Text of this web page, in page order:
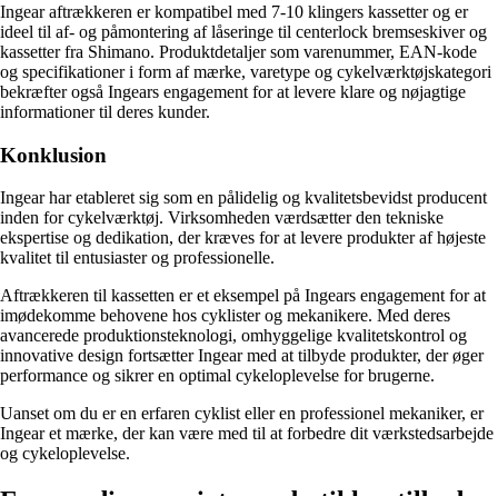
Ingear aftrækkeren er kompatibel med 7-10 klingers kassetter og er
ideel til af- og påmontering af låseringe til centerlock bremseskiver og
kassetter fra Shimano. Produktdetaljer som varenummer, EAN-kode
og specifikationer i form af mærke, varetype og cykelværktøjskategori
bekræfter også Ingears engagement for at levere klare og nøjagtige
informationer til deres kunder.
Konklusion
Ingear har etableret sig som en pålidelig og kvalitetsbevidst producent
inden for cykelværktøj. Virksomheden værdsætter den tekniske
ekspertise og dedikation, der kræves for at levere produkter af højeste
kvalitet til entusiaster og professionelle.
Aftrækkeren til kassetten er et eksempel på Ingears engagement for at
imødekomme behovene hos cyklister og mekanikere. Med deres
avancerede produktionsteknologi, omhyggelige kvalitetskontrol og
innovative design fortsætter Ingear med at tilbyde produkter, der øger
performance og sikrer en optimal cykeloplevelse for brugerne.
Uanset om du er en erfaren cyklist eller en professionel mekaniker, er
Ingear et mærke, der kan være med til at forbedre dit værkstedsarbejde
og cykeloplevelse.